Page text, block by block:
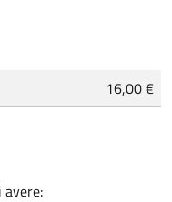
16,00 €
avere: